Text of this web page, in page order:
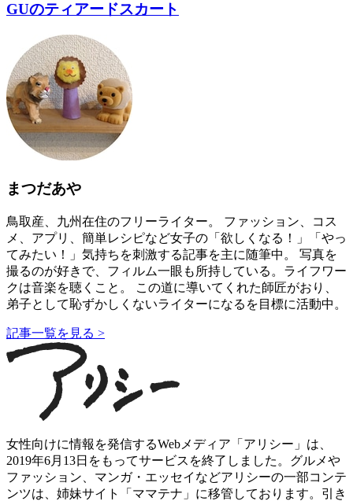
GUのティアードスカート
まつだあや
鳥取産、九州在住のフリーライター。 ファッション、コス
メ、アプリ、簡単レシピなど女子の「欲しくなる！」「やっ
てみたい！」気持ちを刺激する記事を主に随筆中。 写真を
撮るのが好きで、フィルム一眼も所持している。ライフワー
クは音楽を聴くこと。 この道に導いてくれた師匠がおり、
弟子として恥ずかしくないライターになるを目標に活動中。
記事一覧を見る >
女性向けに情報を発信するWebメディア「アリシー」は、
2019年6月13日をもってサービスを終了しました。グルメや
ファッション、マンガ・エッセイなどアリシーの一部コンテ
ンツは、姉妹サイト「ママテナ」に移管しております。引き